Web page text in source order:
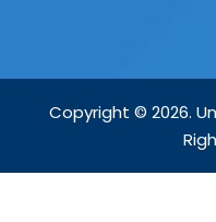
Copyright © 2026.